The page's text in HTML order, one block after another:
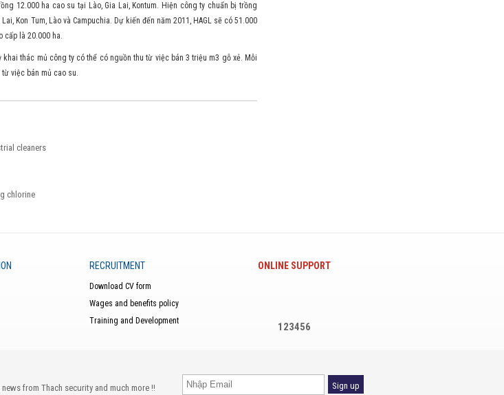
12.000 ha cao su tại Lào, Gia Lai, Kontum. Hiện công ty chuẩn bị trồng
Kon Tum, Lào và Campuchia. Dự kiến đến năm 2011, HAGL sẽ có 51.000
cấp là 20.000 ha.
thác mủ công ty có thể có nguồn thu từ việc bán 3 triệu m3 gỗ xẻ. Mỗi
việc bán mủ cao su.
cleaners
chlorine
RECRUITMENT
Download CV form
Wages and benefits policy
Training and Development
ONLINE SUPPORT
123456
from Thach security and much more !!
Sign up